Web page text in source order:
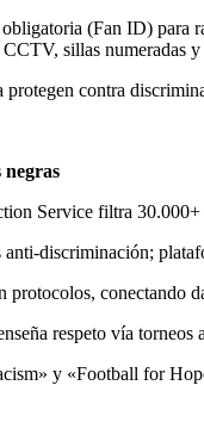
(Fan ID) para
CCTV, sillas
contra
negras
Service filtra 30.000+
discriminación;
conectando
respeto vía
y «Football for